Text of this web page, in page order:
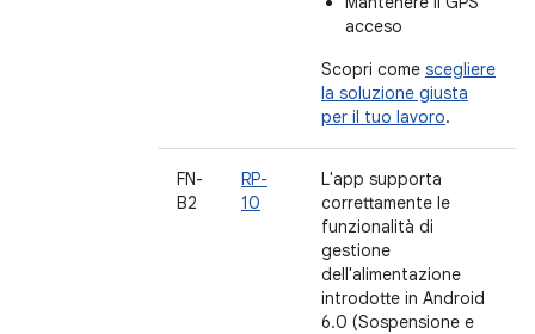
acceso
Scopri come scegliere
la soluzione giusta
per il tuo lavoro.
FN-
B2
RP-
10
L'app supporta
correttamente le
funzionalità di
gestione
dell'alimentazione
introdotte in Android
6.0 (Sospensione e